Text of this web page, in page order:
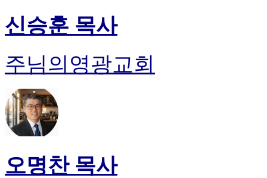
신승훈 목사
주님의영광교회
오명찬 목사